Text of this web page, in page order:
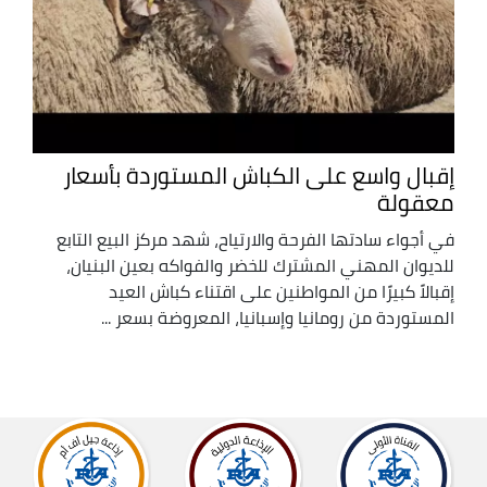
إقبال واسع على الكباش المستوردة بأسعار
معقولة
في أجواء سادتها الفرحة والارتياح، شهد مركز البيع التابع
للديوان المهني المشترك للخضر والفواكه بعين البنيان،
إقبالاً كبيرًا من المواطنين على اقتناء كباش العيد
المستوردة من رومانيا وإسبانيا، المعروضة بسعر ...